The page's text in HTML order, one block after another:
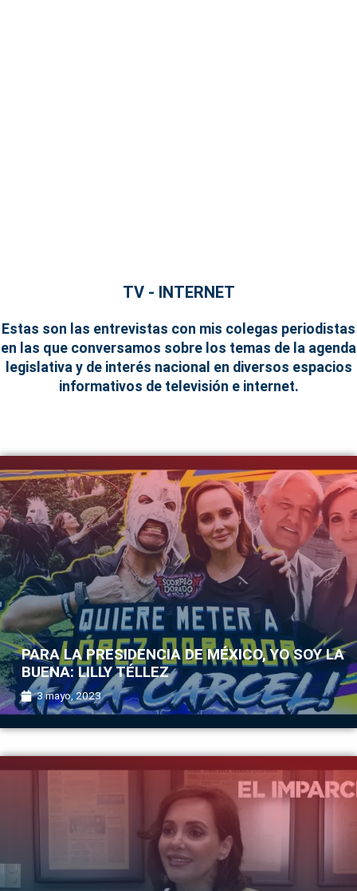
TV - INTERNET
Estas son las entrevistas con mis colegas periodistas
en las que conversamos sobre los temas de la agenda
legislativa y de interés nacional en diversos espacios
informativos de televisión e internet.
PARA LA PRESIDENCIA DE MÉXICO, YO SOY LA
BUENA: LILLY TÉLLEZ
3 mayo, 2023